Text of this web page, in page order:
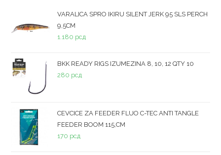
VARALICA SPRO IKIRU SILENT JERK 95 SLS PERCH
9,5CM
1.180 рсд
BKK READY RIGS IZUMEZINA 8, 10, 12 QTY 10
280 рсд
CEVCICE ZA FEEDER FLUO C-TEC ANTI TANGLE
FEEDER BOOM 115,CM
170 рсд